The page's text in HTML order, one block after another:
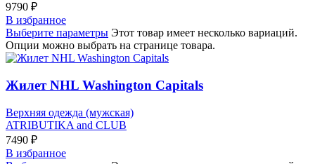
9790 ₽
В избранное
Выберите параметры Этот товар имеет несколько вариаций.
Опции можно выбрать на странице товара.
Жилет NHL Washington Capitals
Верхняя одежда (мужская)
ATRIBUTIKA and CLUB
7490 ₽
В избранное